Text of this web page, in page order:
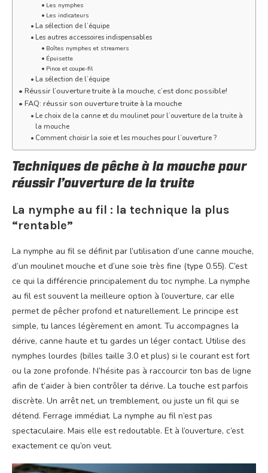
Les nymphes
Les indicateurs
La sélection de l’équipe
Les autres accessoires indispensables
Boîtes nymphes et streamers
Épuisette
Pince et coupe-fil
La sélection de l’équipe
Réussir l’ouverture truite à la mouche, c’est donc possible!
FAQ: réussir son ouverture truite à la mouche
Le choix de la canne et du moulinet pour l’ouverture de la truite à
la mouche
Comment choisir la soie et les mouches pour l’ouverture ?
Techniques de pêche à la mouche pour
réussir l’ouverture de la truite
La nymphe au fil : la technique la plus
“rentable”
La nymphe au fil se définit par l’utilisation d’une canne mouche,
d’un moulinet mouche et d’une soie très fine (type 0.55). C’est
ce qui la différencie principalement du toc nymphe. La nymphe
au fil est souvent la meilleure option à l’ouverture, car elle
permet de pêcher profond et naturellement. Le principe est
simple, tu lances légèrement en amont. Tu accompagnes la
dérive, canne haute et tu gardes un léger contact. Utilise des
nymphes lourdes (billes taille 3.0 et plus) si le courant est fort
ou la zone profonde. N’hésite pas à raccourcir ton bas de ligne
afin de t’aider à bien contrôler ta dérive. La touche est parfois
discrète. Un arrêt net, un tremblement, ou juste un fil qui se
détend. Ferrage immédiat. La nymphe au fil n’est pas
spectaculaire. Mais elle est redoutable. Et à l’ouverture, c’est
exactement ce qu’on veut.